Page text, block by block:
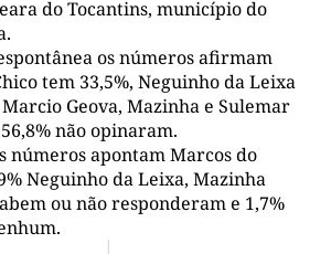
do Tocantins, município do
os números afirmam
tem 33,5%, Neguinho da Leixa
Geova, Mazinha e Sulemar
não opinaram.
números apontam Marcos do
Neguinho da Leixa, Mazinha
ou não responderam e 1,7%